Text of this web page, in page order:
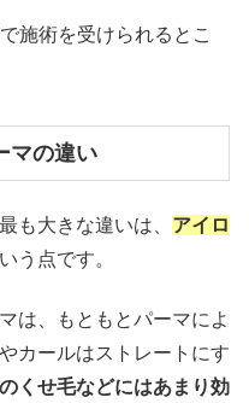
施術を受けられるとこ
マの違い
も大きな違いは、 アイロ
う点です。
は、もともとパーマによ
カールはストレートにす
くせ毛などにはあまり効